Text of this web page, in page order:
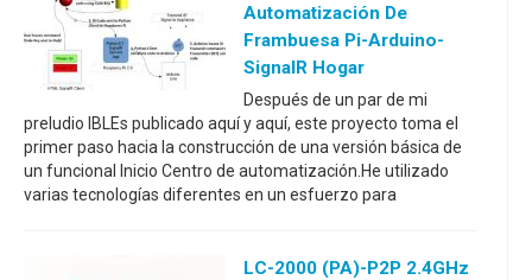
Automatización De
Frambuesa Pi-Arduino-
SignalR Hogar
Después de un par de mi
preludio IBLEs publicado aquí y aquí, este proyecto toma el
primer paso hacia la construcción de una versión básica de
un funcional Inicio Centro de automatización.He utilizado
varias tecnologías diferentes en un esfuerzo para
LC-2000 (PA)-P2P 2.4GHz